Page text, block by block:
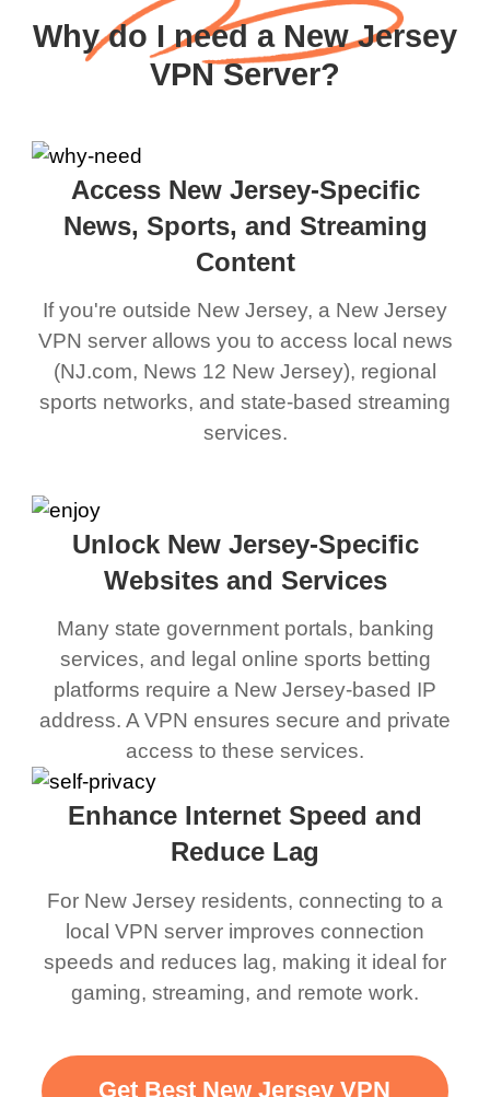
Why do I need a New Jersey
VPN Server?
Access New Jersey-Specific
News, Sports, and Streaming
Content
If you're outside New Jersey, a New Jersey
VPN server allows you to access local news
(NJ.com, News 12 New Jersey), regional
sports networks, and state-based streaming
services.
Unlock New Jersey-Specific
Websites and Services
Many state government portals, banking
services, and legal online sports betting
platforms require a New Jersey-based IP
address. A VPN ensures secure and private
access to these services.
Enhance Internet Speed and
Reduce Lag
For New Jersey residents, connecting to a
local VPN server improves connection
speeds and reduces lag, making it ideal for
gaming, streaming, and remote work.
Get Best New Jersey VPN